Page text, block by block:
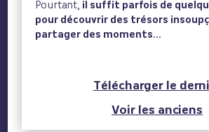
Pourtant, il suffit parfois de
pour découvrir des trésors
partager des moments...
Télécharger le
Voir les anciens